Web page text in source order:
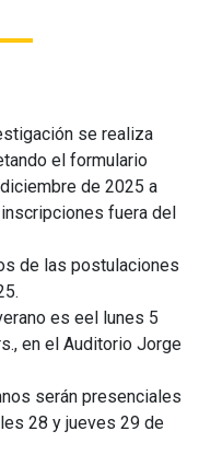
se realiza
el formulario
de 2025 a
fuera del
de las postulaciones
es eel lunes 5
en el Auditorio Jorge
serán presenciales
28 y jueves 29 de